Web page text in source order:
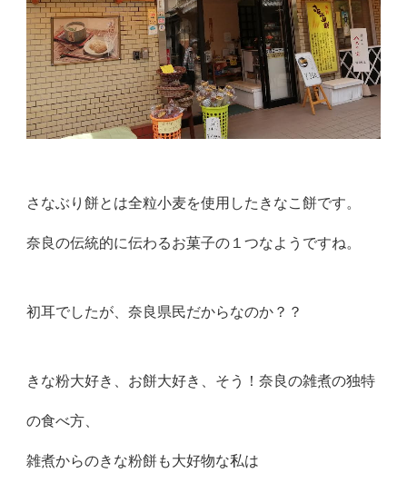
さなぶり餅とは全粒小麦を使用したきなこ餅です。
奈良の伝統的に伝わるお菓子の１つなようですね。
初耳でしたが、奈良県民だからなのか？？
きな粉大好き、お餅大好き、そう！奈良の雑煮の独特
の食べ方、
雑煮からのきな粉餅も大好物な私は